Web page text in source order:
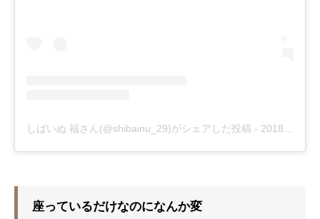
しばいぬ 福さん(@shibainu_29)がシェアした投稿 - 2018年 9月月8日午後11時35分PDT
座っているだけなのになんか変